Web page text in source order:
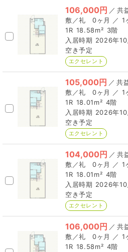
106,000円 ／
0ヶ月 ／ 1
1R 18.58m² 3階
2026年10
空き予定
エクセレント
105,000円 ／
0ヶ月 ／ 1
1R 18.01m² 4階
2026年10
空き予定
エクセレント
104,000円 ／
0ヶ月 ／ 1
1R 18.01m² 4階
2026年10
空き予定
エクセレント
106,000円 ／
0ヶ月 ／ 1
1R 18.58m² 4階